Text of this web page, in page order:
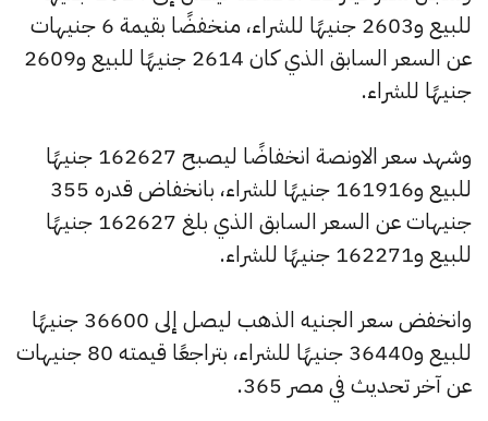
للبيع و2603 جنيهًا للشراء، منخفضًا بقيمة 6 جنيهات
عن السعر السابق الذي كان 2614 جنيهًا للبيع و2609
جنيهًا للشراء.
وشهد سعر الاونصة انخفاضًا ليصبح 162627 جنيهًا
للبيع و161916 جنيهًا للشراء، بانخفاض قدره 355
جنيهات عن السعر السابق الذي بلغ 162627 جنيهًا
للبيع و162271 جنيهًا للشراء.
وانخفض سعر الجنيه الذهب ليصل إلى 36600 جنيهًا
للبيع و36440 جنيهًا للشراء، بتراجعًا قيمته 80 جنيهات
عن آخر تحديث في مصر 365.